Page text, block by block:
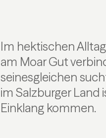
Im hektischen
am Moar Gut
seinesgleichen
im Salzburger Land
Einklang kommen.